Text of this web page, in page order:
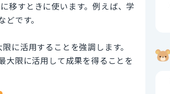
移すときに使います。例えば、学
です。
活用することを強調します。
大限に活用して成果を得ることを